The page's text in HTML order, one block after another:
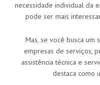
necessidade individual da
pode ser mais
Mas, se você busca
empresas de serviços,
assistência técnica e
destaca como